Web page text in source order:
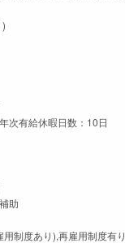
次有給休暇日数：10日
助
用制度あり),再雇用制度有り